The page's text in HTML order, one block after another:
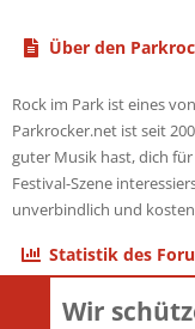
Über den
Rock im Park ist eines
Parkrocker.net ist seit
guter Musik hast, dich
Festival-Szene
unverbindlich und
Statistik des
ThemenWir